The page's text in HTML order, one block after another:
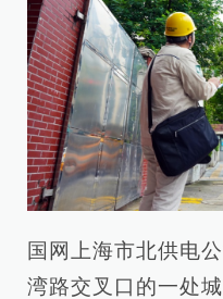
国网上海市北供电
湾路交叉口的一处